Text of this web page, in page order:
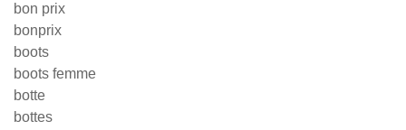
bon prix
bonprix
boots
boots femme
botte
bottes